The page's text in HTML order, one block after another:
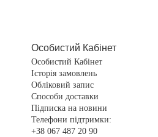
Особистий Кабінет
Особистий Кабінет
Історія замовлень
Обліковий запис
Способи доставки
Підписка на новини
Телефони підтримки:
+38 067 487 20 90